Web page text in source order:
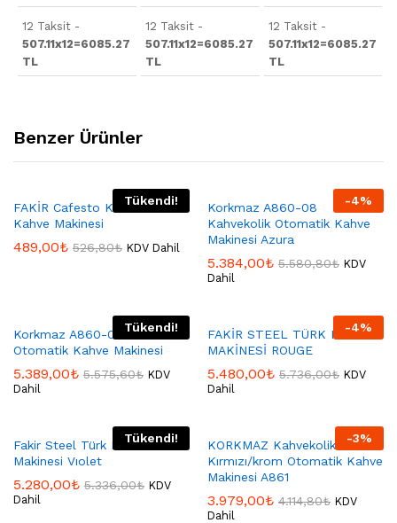
12 Taksit -
507.11x12=6085.27
TL
12 Taksit -
507.11x12=6085.27
TL
12 Taksit -
507.11x12=6085.27
TL
Benzer Ürünler
Tükendi!
FAKİR Cafesto Kırmızı Türk
Kahve Makinesi
489,00₺ 526,80₺ KDV Dahil
-4%
Korkmaz A860-08
Kahvekolik Otomatik Kahve
Makinesi Azura
5.384,00₺ 5.580,80₺ KDV
Dahil
Tükendi!
Korkmaz A860-01 Kahvekolik
Otomatik Kahve Makinesi
5.389,00₺ 5.575,60₺ KDV
Dahil
-4%
FAKİR STEEL TÜRK KAHVE
MAKİNESİ ROUGE
5.480,00₺ 5.736,00₺ KDV
Dahil
Tükendi!
Fakir Steel Türk Kahve
Makinesi Vıolet
5.280,00₺ 5.336,00₺ KDV
Dahil
-3%
KORKMAZ Kahvekolik Twin
Kırmızı/krom Otomatik Kahve
Makinesi A861
3.979,00₺ 4.114,80₺ KDV
Dahil